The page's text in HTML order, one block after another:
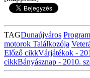
TAGDunaújváros Program
motorok Találkozója
Előző cikkVárjátékok -
cikkBányásznap - 2010.